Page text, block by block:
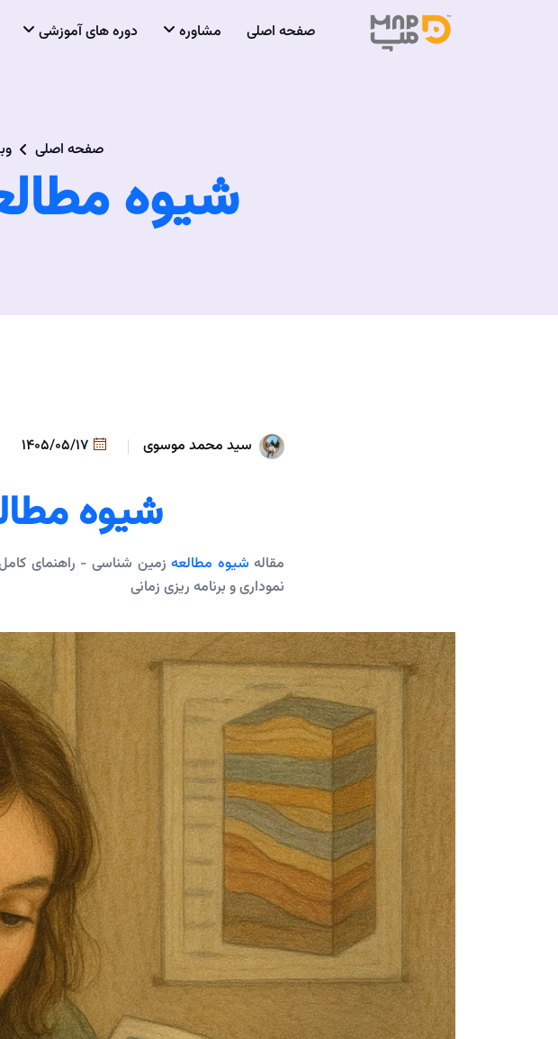
صفحه اصلی مشاوره دوره های آموزشی
صفحه اصلی
شیوه
سید محمد موسوی
شیوه
مقاله شیوه مطالعهزمین شناسی - راهنمای
نموداری و برنامه ریزی زمانی